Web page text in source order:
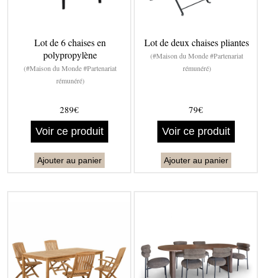
Lot de 6 chaises en
polypropylène
(#Maison du Monde #Partenariat
rémunéré)
289€
Voir ce produit
Ajouter au panier
Lot de deux chaises pliantes
(#Maison du Monde #Partenariat
rémunéré)
79€
Voir ce produit
Ajouter au panier